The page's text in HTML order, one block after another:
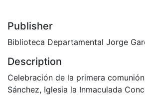
Publisher
Biblioteca Departamental Jorge
Description
Celebración de la primera
Sánchez, Iglesia la Inmaculada